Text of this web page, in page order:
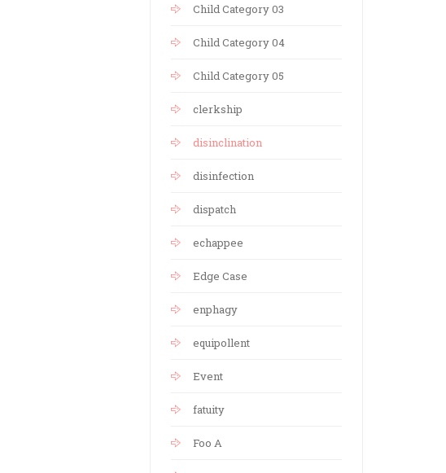
Child Category 03
Child Category 04
Child Category 05
clerkship
disinclination
disinfection
dispatch
echappee
Edge Case
enphagy
equipollent
Event
fatuity
Foo A